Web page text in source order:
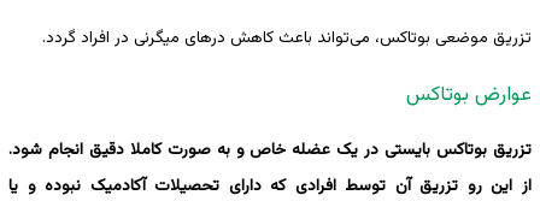
تزریق موضعی بوتاکس، می‌تواند باعث کاهش درهای میگرنی در افراد گردد.
عوارض بوتاکس
تزریق بوتاکس بایستی در یک عضله خاص و به صورت کاملا دقیق انجام شود.
از این رو تزریق آن توسط افرادی که دارای تحصیلات آکادمیک نبوده و یا